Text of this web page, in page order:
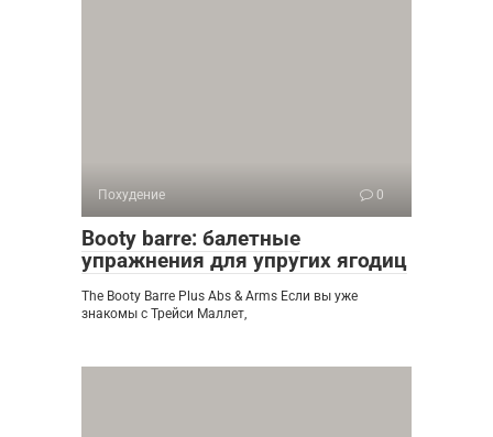
Похудение 0
Booty barre: балетные
упражнения для упругих ягодиц
The Booty Barre Plus Abs & Arms Если вы уже
знакомы с Трейси Маллет,